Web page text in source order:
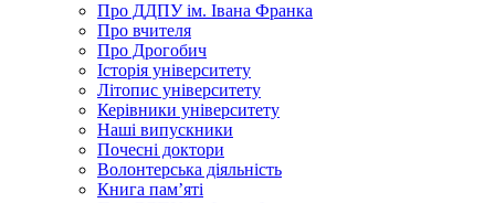
Про ДДПУ ім. Івана Франка
Про вчителя
Про Дрогобич
Історія університету
Літопис університету
Керівники університету
Наші випускники
Почесні доктори
Волонтерська діяльність
Книга пам’яті